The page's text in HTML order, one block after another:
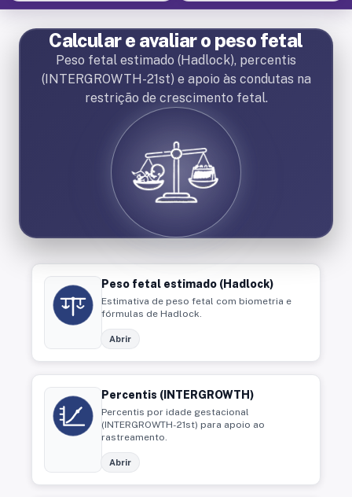
Calcular e avaliar o peso fetal
Peso fetal estimado (Hadlock), percentis
(INTERGROWTH-21st) e apoio às condutas na
restrição de crescimento fetal.
Peso fetal estimado (Hadlock)
Estimativa de peso fetal com biometria e
fórmulas de Hadlock.
Abrir
Percentis (INTERGROWTH)
Percentis por idade gestacional
(INTERGROWTH-21st) para apoio ao
rastreamento.
Abrir